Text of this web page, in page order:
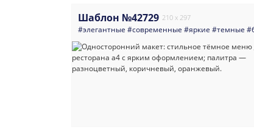
Шаблон №42729 210 x 297
#элегантные #современные #яркие #темные